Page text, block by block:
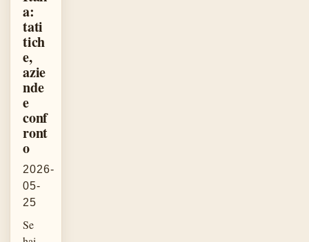
a:
tati
tich
e,
azie
nde
e
conf
ront
o
2026-
05-
25
Se